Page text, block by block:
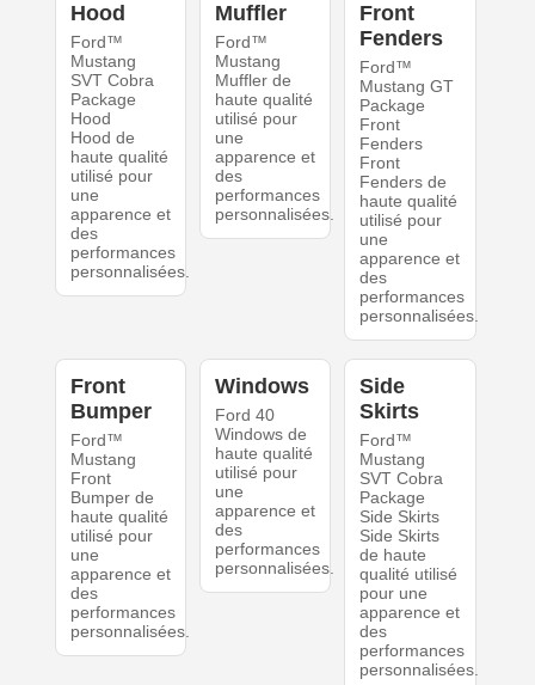
Hood
Ford™
Mustang
SVT Cobra
Package
Hood
Hood de
haute qualité
utilisé pour
une
apparence et
des
performances
personnalisées.
Muffler
Ford™
Mustang
Muffler de
haute qualité
utilisé pour
une
apparence et
des
performances
personnalisées.
Front
Fenders
Ford™
Mustang GT
Package
Front
Fenders
Front
Fenders de
haute qualité
utilisé pour
une
apparence et
des
performances
personnalisées.
Front
Bumper
Ford™
Mustang
Front
Bumper de
haute qualité
utilisé pour
une
apparence et
des
performances
personnalisées.
Windows
Ford 40
Windows de
haute qualité
utilisé pour
une
apparence et
des
performances
personnalisées.
Side
Skirts
Ford™
Mustang
SVT Cobra
Package
Side Skirts
Side Skirts
de haute
qualité utilisé
pour une
apparence et
des
performances
personnalisées.